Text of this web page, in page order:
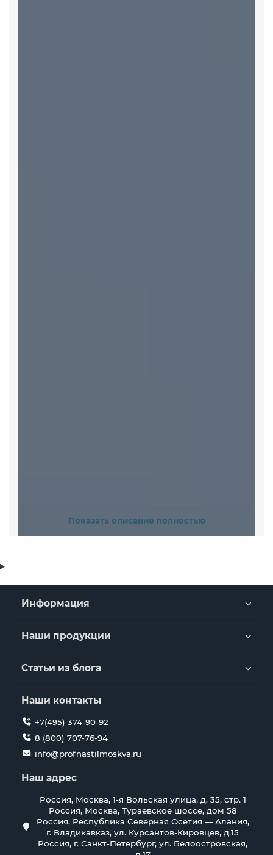
Показать описание полностью
Информация
Наши продукции
Статьи из блога
Наши контакты
+7(495) 374-90-92
8 (800) 707-76-94
info@profnastilmoskva.ru
Наш адрес
Россия, Москва, 1-я Вольская улица, д. 35, стр. 1
Россия, Москва, Тураевское шоссе, дом 58
Россия, Республика Северная Осетия — Алания,
г. Владикавказ, ул. Курсантов-Кировцев, д.15
Россия, г. Санкт-Петербург, ул. Белоостровская,